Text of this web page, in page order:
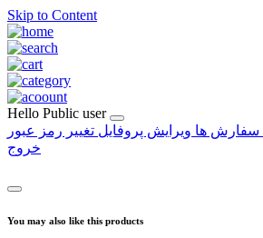
Skip to Content
Hello Public user
سفارش ها ویرایش پروفایل تغییر رمز عبور
خروج
You may also like this products